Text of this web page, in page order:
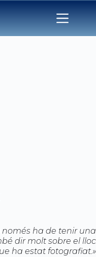
ha de tenir una
dir molt sobre el lloc
ha estat fotografiat.»